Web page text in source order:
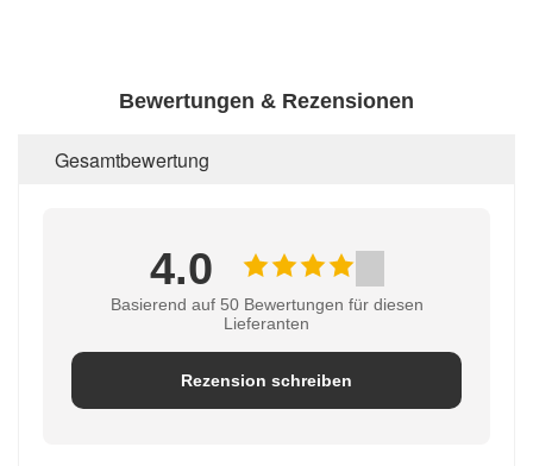
Bewertungen & Rezensionen
Gesamtbewertung
4.0
Basierend auf 50 Bewertungen für diesen
Lieferanten
Rezension schreiben